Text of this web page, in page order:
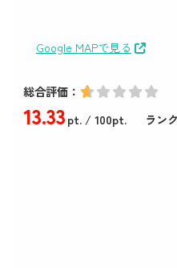
Google MAPで見る
総合評価：
13.33pt./ 100pt. ラン